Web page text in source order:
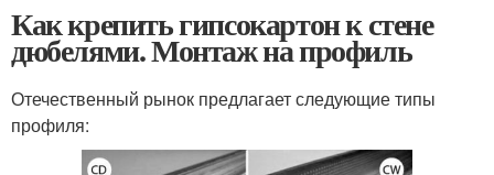
Как крепить гипсокартон к стене
дюбелями. Монтаж на профиль
Отечественный рынок предлагает следующие типы
профиля: